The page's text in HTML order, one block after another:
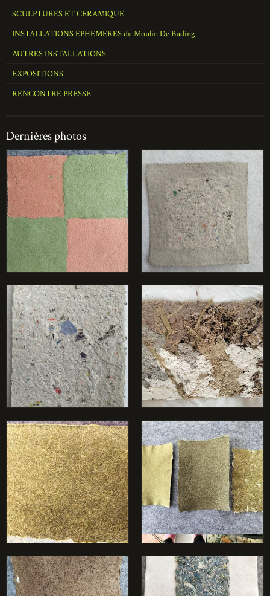
SCULPTURES ET CERAMIQUE
INSTALLATIONS EPHEMERES du Moulin De Buding
AUTRES INSTALLATIONS
EXPOSITIONS
RENCONTRE PRESSE
Dernières photos